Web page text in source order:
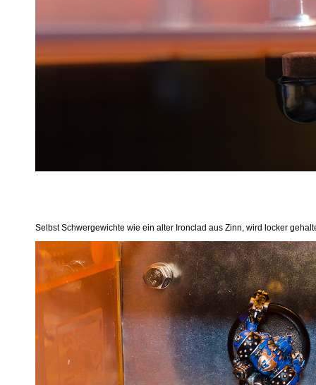
Selbst Schwergewichte wie ein alter Ironclad aus Zinn, wird locker